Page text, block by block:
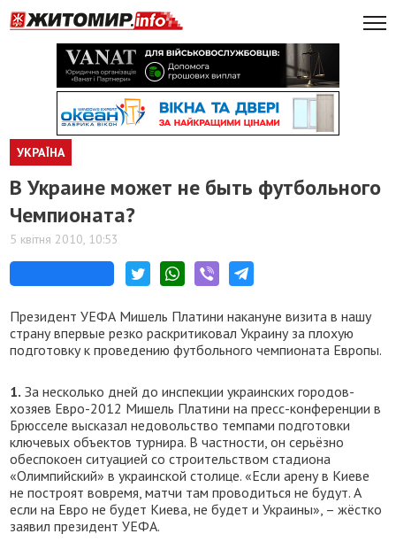
УКРАЇНА
В Украине может не быть футбольного
Чемпионата?
5 квітня 2010, 10:53
Президент УЕФА Мишель Платини накануне визита в нашу
страну впервые резко раскритиковал Украину за плохую
подготовку к проведению футбольного чемпионата Европы.
1. За несколько дней до инспекции украинских городов-
хозяев Евро-2012 Мишель Платини на пресс-конференции в
Брюсселе высказал недовольство темпами подготовки
ключевых объектов турнира. В частности, он серьёзно
обеспокоен ситуацией со строительством стадиона
«Олимпийский» в украинской столице. «Если арену в Киеве
не построят вовремя, матчи там проводиться не будут. А
если на Евро не будет Киева, не будет и Украины», – жёстко
заявил президент УЕФА.